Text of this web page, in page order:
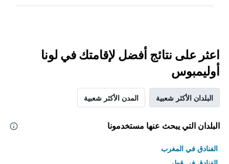
اعثر على نتائج أفضل لإقامتك في لونا
أوليمبوس
البلدان الأكثر شعبية المدن الأكثر شعبية
البلدان التي يبحث عنها مستخدمونا
الفنادق في المغرب